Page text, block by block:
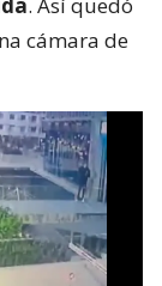
cámara de